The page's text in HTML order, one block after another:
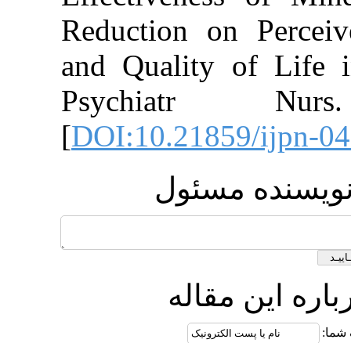
Reduction on
and Quality
Psychiatr
[
مسئول
مقاله